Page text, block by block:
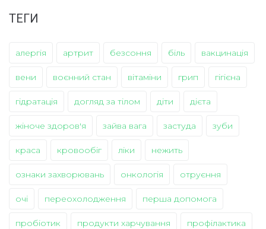
ТЕГИ
алергія артрит безсоння біль вакцинація
вени воєнний стан вітаміни грип гігієна
гідратація догляд за тілом діти дієта
жіноче здоров'я зайва вага застуда зуби
краса кровообіг ліки нежить
ознаки захворювань онкологія отруєння
очі переохолодження перша допомога
пробіотик продукти харчування профілактика